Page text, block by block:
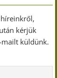
kérjük
mailt küldünk.